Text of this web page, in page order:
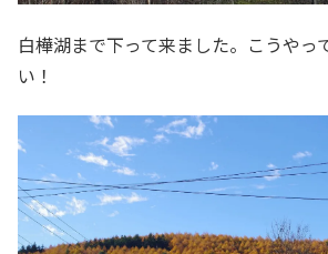
白樺湖まで下って来ました。こうやっ
い！